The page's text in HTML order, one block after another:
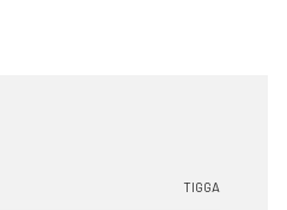
TIGGA